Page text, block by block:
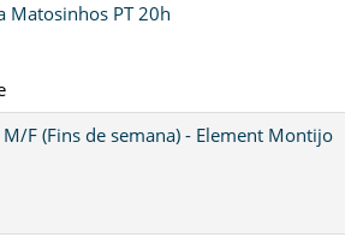
Matosinhos PT 20h
F (Fins de semana) - Element Montijo